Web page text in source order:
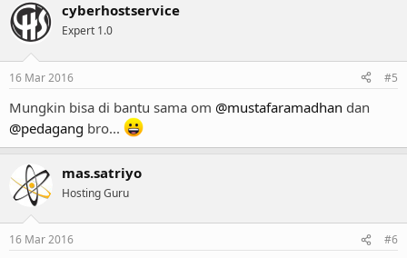
cyberhostservice
Expert 1.0
16 Mar 2016 #5
Mungkin bisa di bantu sama om @mustafaramadhan dan
@pedagang bro...
mas.satriyo
Hosting Guru
16 Mar 2016 #6